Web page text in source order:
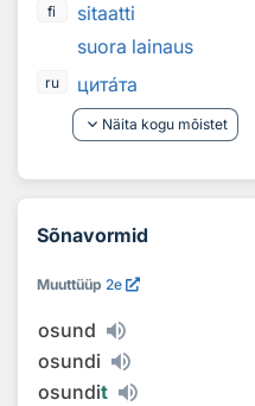
fi
sitaatti
suora lainaus
ru цитата
keyboard_arrow_down Näita kogu mõistet
Sõnavormid
Muuttüüp 2e
osund
osundi
osundit